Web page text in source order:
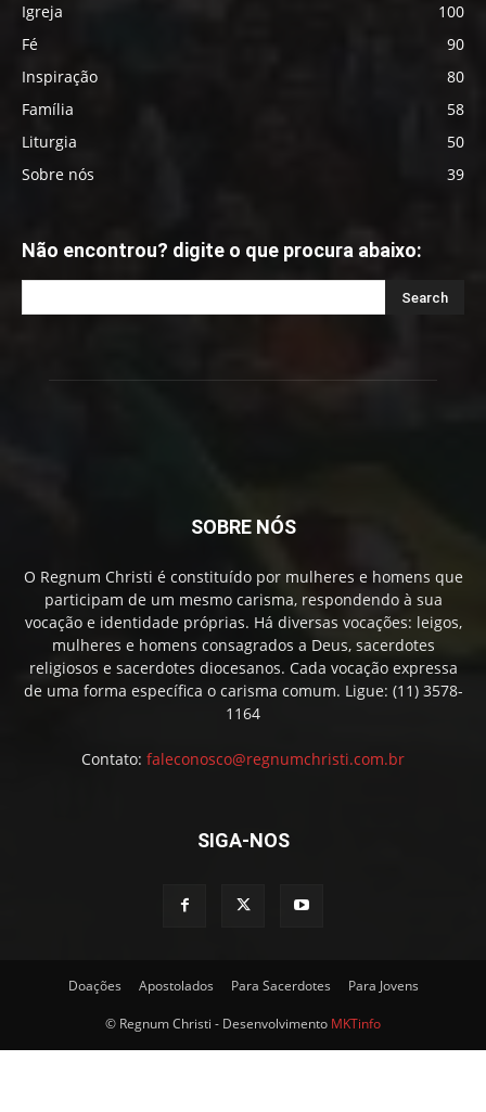
Igreja
100
Fé
90
Inspiração
80
Família
58
Liturgia
50
Sobre nós
39
Não encontrou? digite o que procura abaixo:
SOBRE NÓS
O Regnum Christi é constituído por mulheres e homens que
participam de um mesmo carisma, respondendo à sua
vocação e identidade próprias. Há diversas vocações: leigos,
mulheres e homens consagrados a Deus, sacerdotes
religiosos e sacerdotes diocesanos. Cada vocação expressa
de uma forma específica o carisma comum. Ligue: (11) 3578-
1164
Contato: faleconosco@regnumchristi.com.br
SIGA-NOS
Doações Apostolados Para Sacerdotes Para Jovens
© Regnum Christi - Desenvolvimento MKTinfo